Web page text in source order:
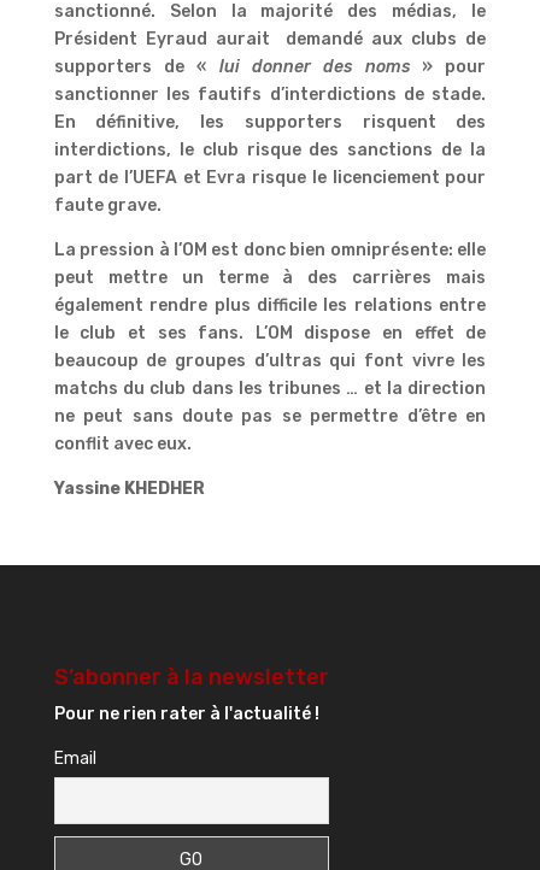
sanctionné. Selon la majorité des médias, le
Président Eyraud aurait demandé aux clubs de
supporters de « lui donner des noms» pour
sanctionner les fautifs d’interdictions de stade.
En définitive, les supporters risquent des
interdictions, le club risque des sanctions de la
part de l’UEFA et Evra risque le licenciement pour
faute grave.
La pression à l’OM est donc bien omniprésente: elle
peut mettre un terme à des carrières mais
également rendre plus difficile les relations entre
le club et ses fans. L’OM dispose en effet de
beaucoup de groupes d’ultras qui font vivre les
matchs du club dans les tribunes … et la direction
ne peut sans doute pas se permettre d’être en
conflit avec eux.
Yassine KHEDHER
S’abonner à la newsletter
Pour ne rien rater à l'actualité !
Email